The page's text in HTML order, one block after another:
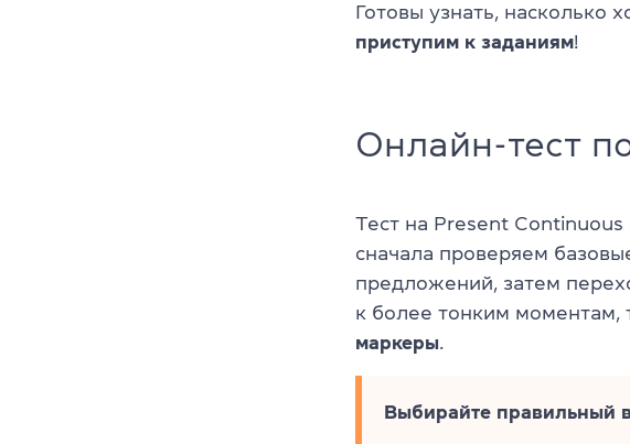
Готовы узнать, насколько
приступим к заданиям!
Онлайн-тест
Тест на Present
сначала проверяем
предложений, затем
к более тонким моментам,
маркеры.
Выбирайте правильный